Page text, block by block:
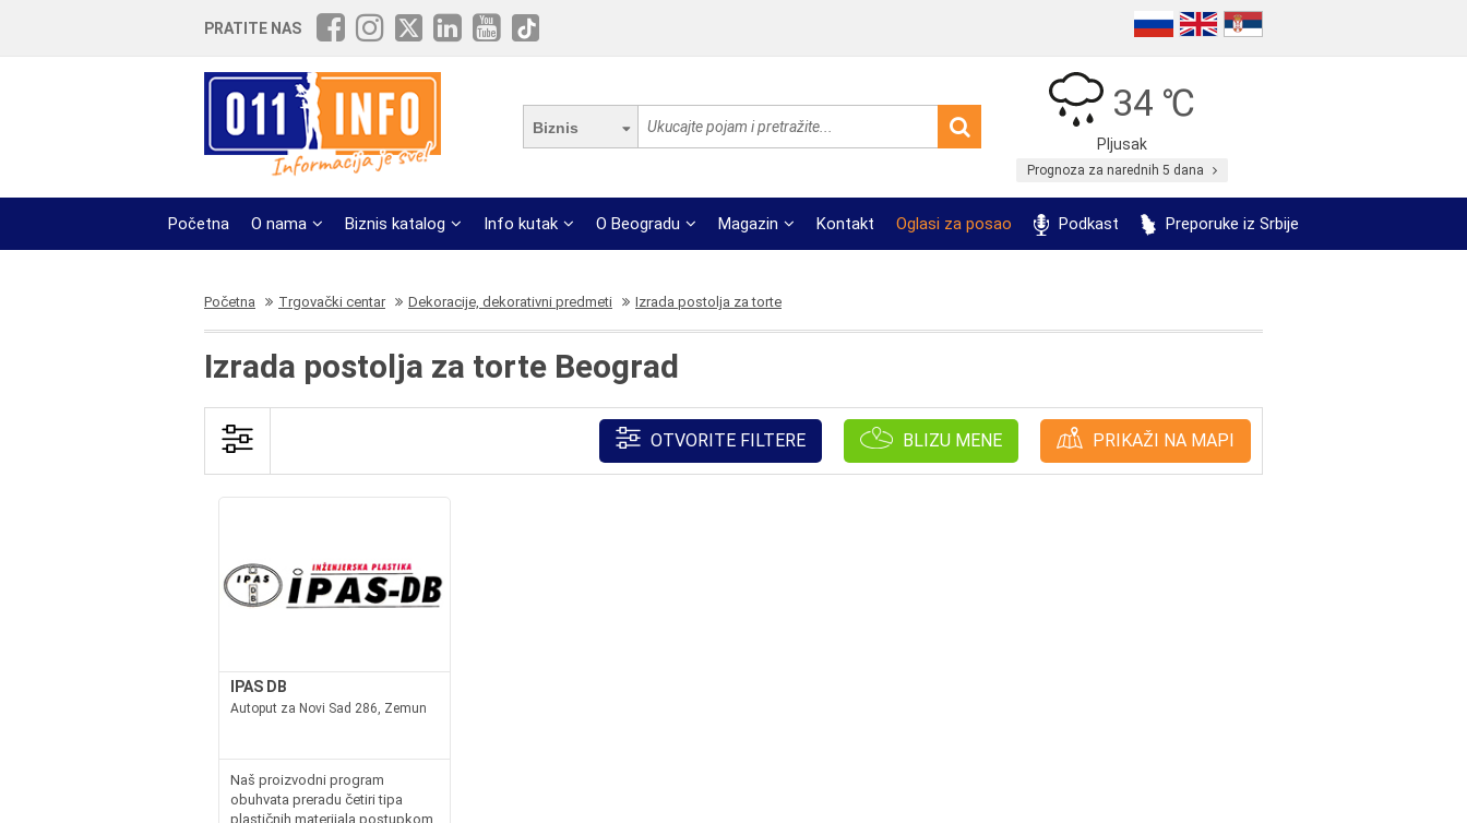
PRATITE NAS
Biznis
34 ℃
Pljusak
Prognoza za narednih 5 dana
Početna O nama Biznis katalog Info kutak O Beogradu Magazin Kontakt Oglasi za posao Podkast Preporuke iz Srbije
Početna Trgovački centar Dekoracije, dekorativni predmeti Izrada postolja za torte
Izrada postolja za torte Beograd
OTVORITE FILTERE BLIZU MENE PRIKAŽI NA MAPI
IPAS DB
Autoput za Novi Sad 286, Zemun
Naš proizvodni program
obuhvata preradu četiri tipa
plastičnih materijala postupkom